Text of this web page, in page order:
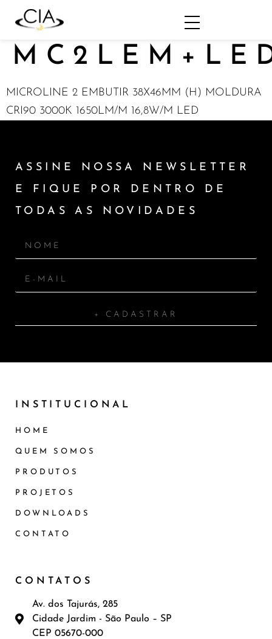
MICROLINE 2 EMBUTIR 38X46MM (H) MOLDURA
CRI90 3000K 1650LM/M 16,8W/M LED
ASSINE NOSSA NEWSLETTER
E FIQUE POR DENTRO DE
TODAS AS NOVIDADES
+ CADASTRAR
INSTITUCIONAL
HOME
QUEM SOMOS
PRODUTOS
PROJETOS
DOWNLOADS
CONTATO
CONTATOS
Av. dos Tajurás, 285
Cidade Jardim - São Paulo – SP
CEP 05670-000